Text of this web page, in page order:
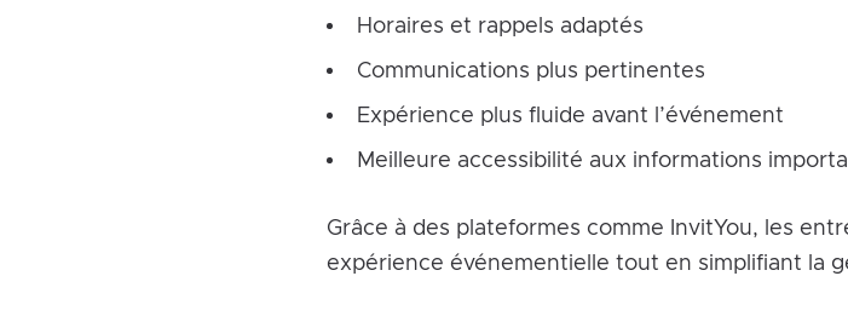
Horaires et rappels adaptés
Communications plus pertinentes
Expérience plus fluide avant l’événement
Meilleure accessibilité aux informations
Grâce à des plateformes comme InvitYou, les
expérience événementielle tout en simplifiant la